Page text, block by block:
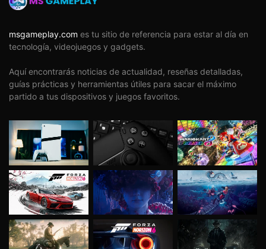
Lector de discos Blu-Ray.
Gran capacidad de almacenamiento (1TB).
Acceso total a juegos de generaciones
anteriores.
Desventajas
Requiere una buena TV para aprovechar todo
su potencial.
¿Para quién la recomiendo?
Para jugadores hardcore, creadores de
contenido y quienes quieren la máxima potencia
msgameplay.com es tu sitio de referencia para estar al día en
tecnología, videojuegos y gadgets.
Aquí encontrarás noticias de actualidad, reseñas detalladas,
guías prácticas y herramientas útiles para sacar el máximo
partido a tus dispositivos y juegos favoritos.